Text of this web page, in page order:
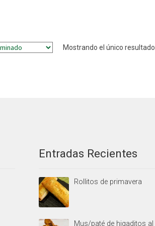
Mostrando el único resultado
Entradas Recientes
Rollitos de primavera
Mus/paté de higaditos al